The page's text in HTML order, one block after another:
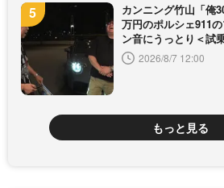
カンニング竹山「俺
万円のポルシェ911
ン音にうっとり＜試
2026/8/7 12:00
もっと見る